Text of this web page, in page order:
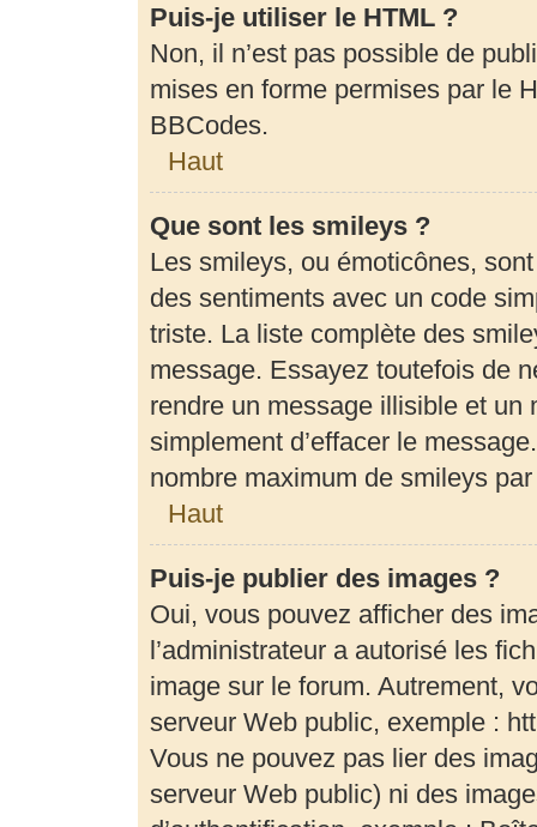
Puis-je utiliser le HTML ?
Non, il n’est pas possible de
mises en forme permises par le
BBCodes.
Haut
Que sont les smileys ?
Les smileys, ou émoticônes,
des sentiments avec un code
triste. La liste complète des
message. Essayez toutefois de
rendre un message illisible et un
simplement d’effacer le
nombre maximum de smileys
Haut
Puis-je publier des images ?
Oui, vous pouvez afficher des
l’administrateur a autorisé les
image sur le forum. Autrement,
serveur Web public, exemple :
Vous ne pouvez pas lier des
serveur Web public) ni des